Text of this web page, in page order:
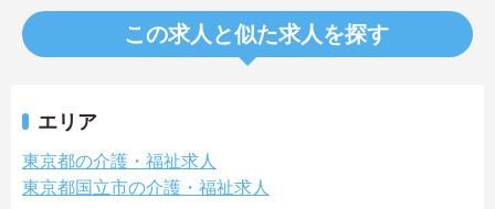
この求人と似た求人を探す
エリア
東京都の介護・福祉求人
東京都国立市の介護・福祉求人